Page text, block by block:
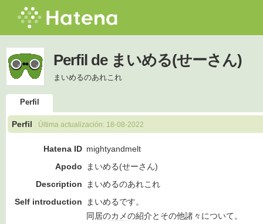
Perfil de まいめる(せーさん)
まいめるのあれこれ
Perfil
Perfil Última actualización: 18-08-2022
Hatena ID mightyandmelt
Apodo
まいめる(せーさん)
Description
まいめるのあれこれ
Self introduction
まいめるです。
同居のカメの紹介とその他諸々について。